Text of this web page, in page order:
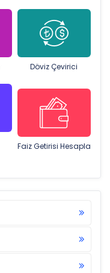
Döviz Çevirici
Faiz Getirisi Hesapla